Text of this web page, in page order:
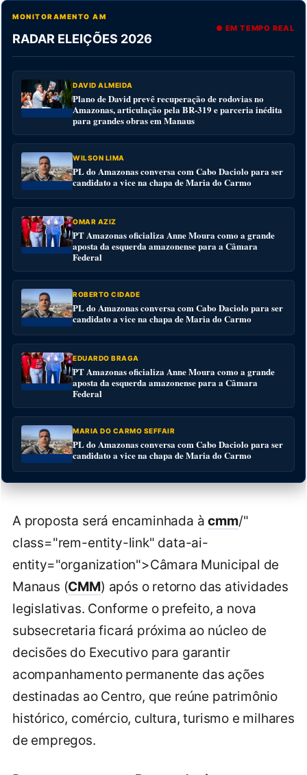
MONITORAMENTO AM
RADAR ELEIÇÕES 2026
● EM TEMPO REAL
DAVID ALMEIDA
Plano de David prevê recuperação de rodovias no
Amazonas, articulação pela BR-319 e parceria inédita
para grandes obras em Manaus
WILSON LIMA
PL do Amazonas conversa com Cabo Daciolo para ser
candidato a vice na chapa de Maria do Carmo
OMAR AZIZ
PT Amazonas oficializa Anne Moura como a grande
aposta da esquerda amazonense para a Câmara
Federal
ROBERTO CIDADE
PL do Amazonas conversa com Cabo Daciolo para ser
candidato a vice na chapa de Maria do Carmo
EDUARDO BRAGA
PT Amazonas oficializa Anne Moura como a grande
aposta da esquerda amazonense para a Câmara
Federal
MARIA DO CARMO SEFFAIR
PL do Amazonas conversa com Cabo Daciolo para ser
candidato a vice na chapa de Maria do Carmo
A proposta será encaminhada àcmm/"
class="rem-entity-link" data-ai-
entity="organization">Câmara Municipal de
Manaus (CMM) após o retorno das atividades
legislativas. Conforme o prefeito, a nova
subsecretaria ficará próxima ao núcleo de
decisões do Executivo para garantir
acompanhamento permanente das ações
destinadas ao Centro, que reúne patrimônio
histórico, comércio, cultura, turismo e milhares
de empregos.